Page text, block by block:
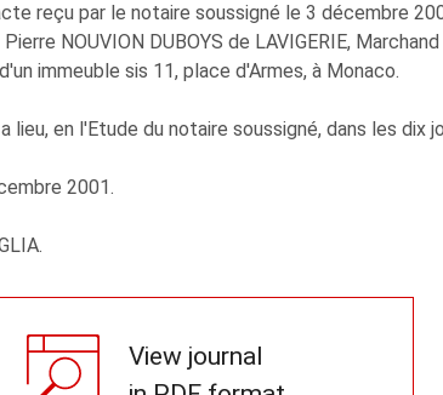
reçu par le notaire soussigné le 3 décembre
NOUVION DUBOYS de LAVIGERIE,
immeuble sis 11, place d'Armes, à Monaco.
lieu, en l'Etude du notaire soussigné, dans les dix
2001.
View journal